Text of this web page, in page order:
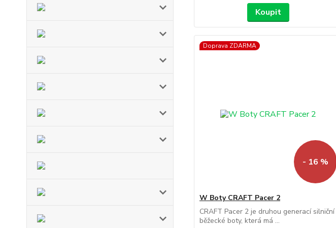
Koupit
Doprava ZDARMA
- 16 %
W Boty CRAFT Pacer 2
CRAFT Pacer 2 je druhou generací silniční
běžecké boty, která má ...